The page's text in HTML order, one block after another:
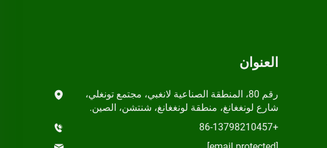
العنوان
رقم 80، المنطقة الصناعية لانغبي، مجتمع تونغلي،
شارع لونغغانغ، منطقة لونغغانغ، شنتشن، الصين.
+86-13798210457